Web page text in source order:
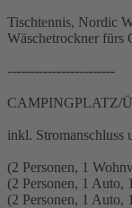
Tischtennis, Nordic
Wäschetrockner fürs
------------------------
CAMPINGPLATZ/Ü
inkl. Stromanschluss
(2 Personen, 1
(2 Personen, 1 Auto,
(2 Personen, 1 Auto,